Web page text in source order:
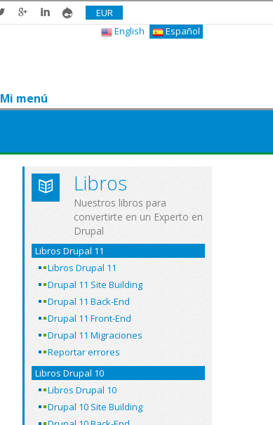
EUR
English
Español
Mi menú
Libros
Nuestros libros para
convertirte en un Experto en
Drupal
Libros Drupal 11
Libros Drupal 11
Drupal 11 Site Building
Drupal 11 Back-End
Drupal 11 Front-End
Drupal 11 Migraciones
Reportar errores
Libros Drupal 10
Libros Drupal 10
Drupal 10 Site Building